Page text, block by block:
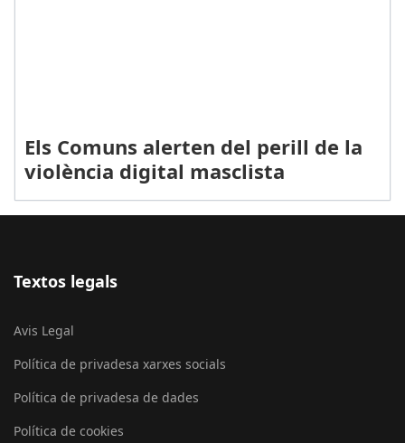
Els Comuns alerten del perill de la
violència digital masclista
Textos legals
Avis Legal
Política de privadesa xarxes socials
Política de privadesa de dades
Política de cookies